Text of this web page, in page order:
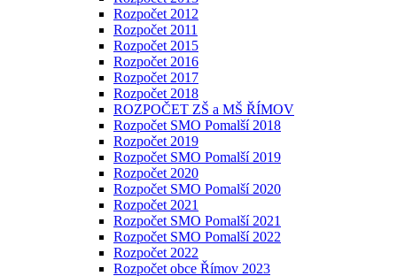
Rozpočet 2012
Rozpočet 2011
Rozpočet 2015
Rozpočet 2016
Rozpočet 2017
Rozpočet 2018
ROZPOČET ZŠ a MŠ ŘÍMOV
Rozpočet SMO Pomalší 2018
Rozpočet 2019
Rozpočet SMO Pomalší 2019
Rozpočet 2020
Rozpočet SMO Pomalší 2020
Rozpočet 2021
Rozpočet SMO Pomalší 2021
Rozpočet SMO Pomalší 2022
Rozpočet 2022
Rozpočet obce Římov 2023